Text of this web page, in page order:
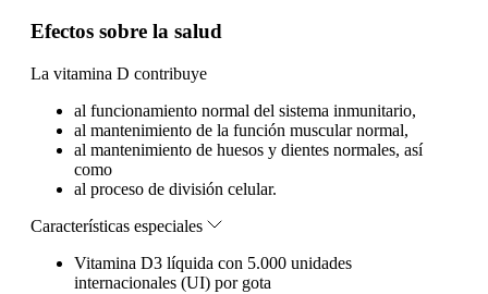
Efectos sobre la salud
La vitamina D contribuye
al funcionamiento normal del sistema inmunitario,
al mantenimiento de la función muscular normal,
al mantenimiento de huesos y dientes normales, así
como
al proceso de división celular.
Características especiales
Vitamina D3 líquida con 5.000 unidades
internacionales (UI) por gota